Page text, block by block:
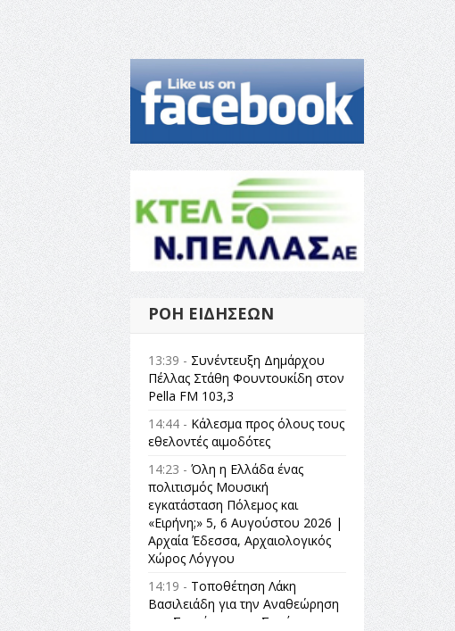
ΡΟΉ ΕΙΔΉΣΕΩΝ
13:39 - Συνέντευξη Δημάρχου
Πέλλας Στάθη Φουντουκίδη στον
Pella FM 103,3
14:44 - Κάλεσμα προς όλους τους
εθελοντές αιμοδότες
14:23 - Όλη η Ελλάδα ένας
πολιτισμός Μουσική
εγκατάσταση Πόλεμος και
«Ειρήνη;» 5, 6 Αυγούστου 2026 |
Αρχαία Έδεσσα, Αρχαιολογικός
Χώρος Λόγγου
14:19 - Τοποθέτηση Λάκη
Βασιλειάδη για την Αναθεώρηση
του Συντάγματος: «Σε τέτοιες